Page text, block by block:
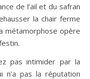
de l’ail et du safran
la chair ferme
métamorphose opère
pas intimider par la
pas la réputation